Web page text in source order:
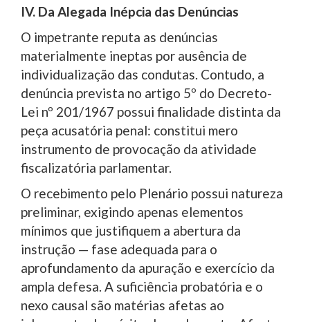
IV. Da Alegada Inépcia das Denúncias
O impetrante reputa as denúncias
materialmente ineptas por ausência de
individualização das condutas. Contudo, a
denúncia prevista no artigo 5º do Decreto-
Lei nº 201/1967 possui finalidade distinta da
peça acusatória penal: constitui mero
instrumento de provocação da atividade
fiscalizatória parlamentar.
O recebimento pelo Plenário possui natureza
preliminar, exigindo apenas elementos
mínimos que justifiquem a abertura da
instrução — fase adequada para o
aprofundamento da apuração e exercício da
ampla defesa. A suficiência probatória e o
nexo causal são matérias afetas ao